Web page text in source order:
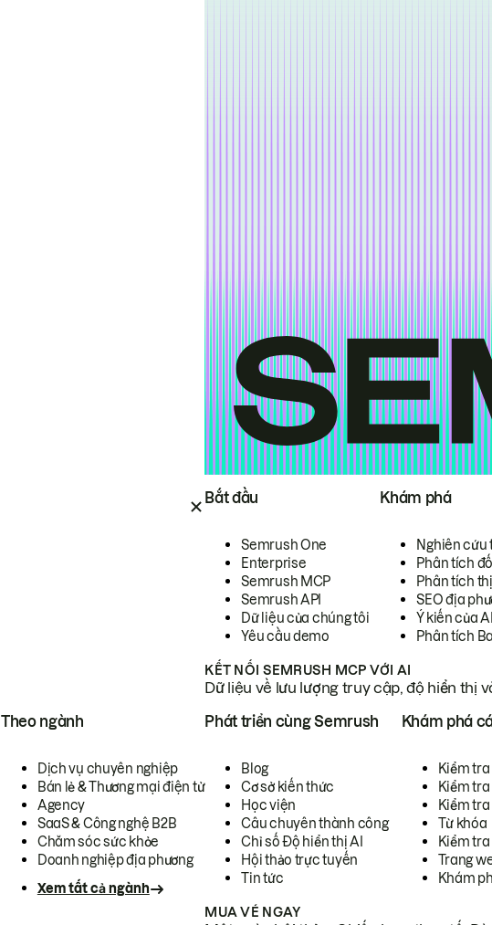
Bắt đầu
Semrush One
Enterprise
Semrush MCP
Semrush API
Dữ liệu của chúng tôi
Yêu cầu demo
Khám phá
Nghiên cứu
Phân tích
Phân tích
SEO địa
Ý kiến của
Phân tích
KẾT NỐI SEMRUSH MCP VỚI AI
Dữ liệu về lưu lượng truy cập, độ hiển thị
Theo ngành
Dịch vụ chuyên nghiệp
Bán lẻ & Thương mại điện tử
Agency
SaaS & Công nghệ B2B
Chăm sóc sức khỏe
Doanh nghiệp địa phương
Xem tất cả ngành
Phát triển cùng Semrush
Blog
Cơ sở kiến thức
Học viện
Câu chuyên thành công
Chỉ số Độ hiển thị AI
Hội thảo trực tuyến
Tin tức
Khám phá
Kiểm
Kiểm tra
Kiểm
Từ khóa
Kiểm
Trang
Khám
MUA VÉ NGAY